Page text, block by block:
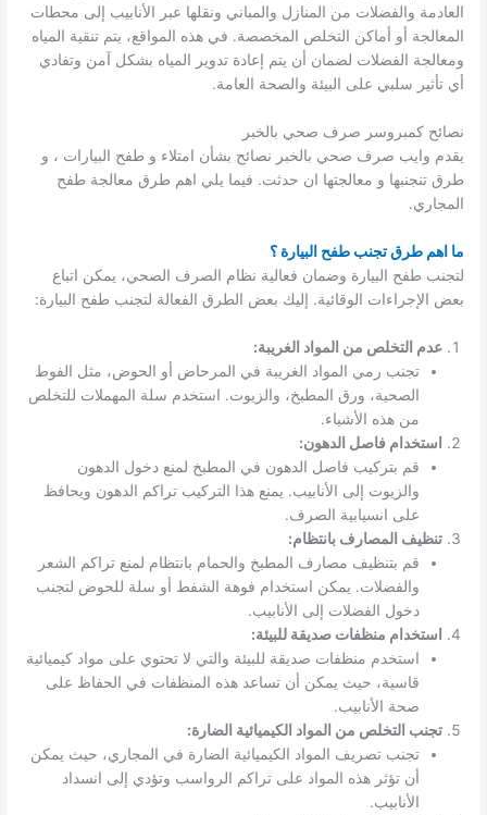
العادمة والفضلات من المنازل والمباني ونقلها عبر الأنابيب إلى محطات
المعالجة أو أماكن التخلص المخصصة. في هذه المواقع، يتم تنقية المياه
ومعالجة الفضلات لضمان أن يتم إعادة تدوير المياه بشكل آمن وتفادي
أي تأثير سلبي على البيئة والصحة العامة.
نصائح كمبروسر صرف صحي بالخبر
يقدم وايب صرف صحي بالخبر نصائح بشأن امتلاء و طفح البيارات ، و
طرق تنجنبها و معالجتها ان حدثت. فيما يلي اهم طرق معالجة طفح
المجاري.
ما اهم طرق تجنب طفح البيارة ؟
لتجنب طفح البيارة وضمان فعالية نظام الصرف الصحي، يمكن اتباع
بعض الإجراءات الوقائية. إليك بعض الطرق الفعالة لتجنب طفح البيارة:
عدم التخلص من المواد الغريبة:
تجنب رمي المواد الغريبة في المرحاض أو الحوض، مثل الفوط
الصحية، ورق المطبخ، والزيوت. استخدم سلة المهملات للتخلص
من هذه الأشياء.
استخدام فاصل الدهون:
قم بتركيب فاصل الدهون في المطبخ لمنع دخول الدهون
والزيوت إلى الأنابيب. يمنع هذا التركيب تراكم الدهون ويحافظ
على انسيابية الصرف.
تنظيف المصارف بانتظام:
قم بتنظيف مصارف المطبخ والحمام بانتظام لمنع تراكم الشعر
والفضلات. يمكن استخدام فوهة الشفط أو سلة للحوض لتجنب
دخول الفضلات إلى الأنابيب.
استخدام منظفات صديقة للبيئة:
استخدم منظفات صديقة للبيئة والتي لا تحتوي على مواد كيميائية
قاسية، حيث يمكن أن تساعد هذه المنظفات في الحفاظ على
صحة الأنابيب.
تجنب التخلص من المواد الكيميائية الضارة:
تجنب تصريف المواد الكيميائية الضارة في المجاري، حيث يمكن
أن تؤثر هذه المواد على تراكم الرواسب وتؤدي إلى انسداد
الأنابيب.